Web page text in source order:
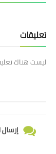
تعليقات
ليست هناك